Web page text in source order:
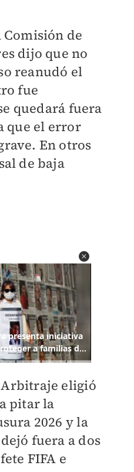
de
dijo que no
reanudó el
fue
quedará fuera
que el error
En otros
de baja
eligió
pitar la
2026 y la
fuera a dos
FIFA e